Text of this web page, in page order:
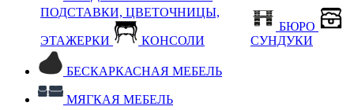
ПОДСТАВКИ, ЦВЕТОЧНИЦЫ,
ЭТАЖЕРКИ КОНСОЛИ
БЮРО
СУНДУКИ
БЕСКАРКАСНАЯ МЕБЕЛЬ
МЯГКАЯ МЕБЕЛЬ